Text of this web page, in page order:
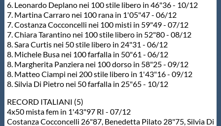
Contatti
Mappa del sito
6. Leonardo Deplano nei 100 stile libero in 46"36 - 10/12
7. Martina Carraro nei 100 rana in 1'05"47 - 06/12
7. Costanza Cocconcelli nei 100 misti in 59"49 - 07/12
7. Chiara Tarantino nei 100 stile libero in 52"80 - 08/12
8. Sara Curtis nei 50 stile libero in 24"31 - 06/12
8. Michele Busa nei 100 farfalla in 50"61 - 06/12
8. Margherita Panziera nei 100 dorso in 58"25 - 09/12
8. Matteo Ciampi nei 200 stile libero in 1'43"16 - 09/12
8. Silvia Di Pietro nei 50 farfalla in 25"65 - 10/12
RECORD ITALIANI (5)
4x50 mista fem in 1'43"97 RI - 07/12
Costanza Cocconcelli 26"87, Benedetta Pilato 28"75, Silvia Di